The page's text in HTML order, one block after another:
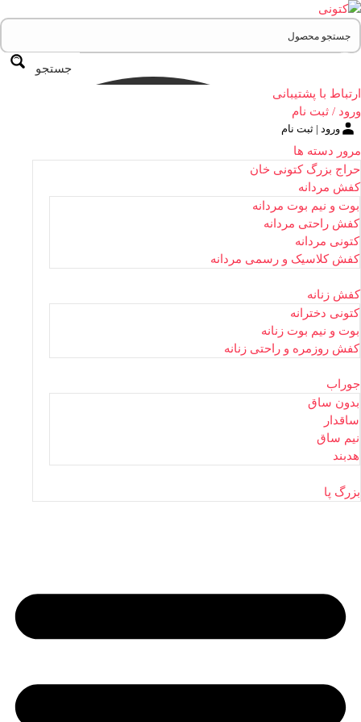
جستجو
ارتباط با پشتیبانی
ورود / ثبت نام
ورود | ثبت نام
مرور دسته ها
حراج بزرگ کتونی خان
کفش مردانه
بوت و نیم بوت مردانه
کفش راحتی مردانه
کتونی مردانه
کفش کلاسیک و رسمی مردانه
کفش زنانه
کتونی دخترانه
بوت و نیم بوت زنانه
کفش روزمره و راحتی زنانه
جوراب
بدون ساق
ساقدار
نیم ساق
هدبند
بزرگ پا